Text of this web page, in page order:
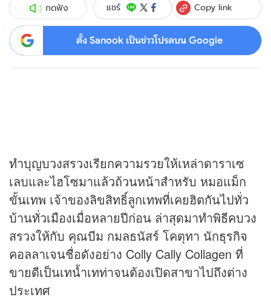
กดฟัง แชร์ Copy link
ตั้ง Sanook เป็นข่าวโปรดบน Google
ทำบุญบวงสรวงเรียกความรวยให้เหล่าดาราเซ
เลบและไฮโซมาแล้วถ้วนหน้าสำหรับ หมอแม็ก
ขั้นเทพ เจ้าของลิขสิทธิ์ลูกเทพที่เคยฮิตกันไปทั่ว
บ้านทั่วเมืองเมื่อหลายปีก่อน ล่าสุดมาทำพิธีคบวง
สรวงให้กับ คุณบีม กมลธนัสร์ โคตุทา นักธุรกิจ
คอลลาเจนชื่อดังอย่าง Colly Cally Collagen ที่
ขายดีเป็นเทน้ำเทท่าจนต้องเปิดสาขาไปถึงต่าง
ประเทศ